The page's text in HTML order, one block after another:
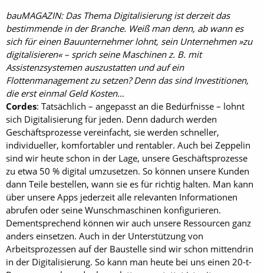
bauMAGAZIN: Das Thema Digitalisierung ist derzeit das
bestimmende in der Branche. Weiß man denn, ab wann es
sich für einen Bauunternehmer lohnt, sein Unternehmen »zu
digitalisieren« – sprich seine Maschinen z. B. mit
Assistenzsystemen auszustatten und auf ein
Flottenmanagement zu setzen? Denn das sind Investitionen,
die erst einmal Geld Kosten…
Cordes: Tatsächlich – angepasst an die Bedürfnisse – lohnt
sich Digitalisierung für jeden. Denn dadurch werden
Geschäftsprozesse vereinfacht, sie werden schneller,
individueller, komfortabler und rentabler. Auch bei Zeppelin
sind wir heute schon in der Lage, unsere Geschäftsprozesse
zu etwa 50 % digital umzusetzen. So können unsere Kunden
dann Teile bestellen, wann sie es für richtig halten. Man kann
über unsere Apps jederzeit alle relevanten Informationen
abrufen oder seine Wunschmaschinen konfigurieren.
Dementsprechend können wir auch unsere Ressourcen ganz
anders einsetzen. Auch in der Unterstützung von
Arbeitsprozessen auf der Baustelle sind wir schon mittendrin
in der Digitalisierung. So kann man heute bei uns einen 20-t-